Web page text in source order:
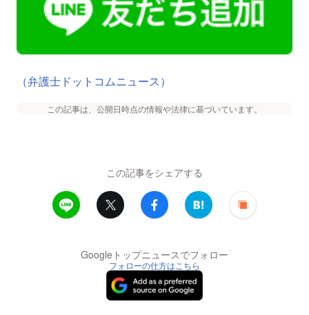
（弁護士ドットコムニュース）
この記事は、公開日時点の情報や法律に基づいています。
この記事をシェアする
Googleトップニュースでフォロー
フォローの仕方はこちら